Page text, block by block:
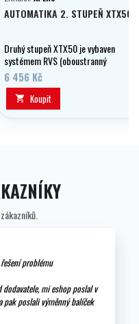
AUTOMATIKA 2. STUPEŇ XTX50
Druhý stupeň XTX50 je vybaven
systémem RVS (oboustranný
venturi systém), DCE
(vyměnitelné výdechové
deflektory), CRC (plynulá
regulace nádechového odporu
pomocí šroubu) a tepelným
6 456 Kč
 Koupit
problému
mi eshop poslal v
pak poslali výměnný balíček